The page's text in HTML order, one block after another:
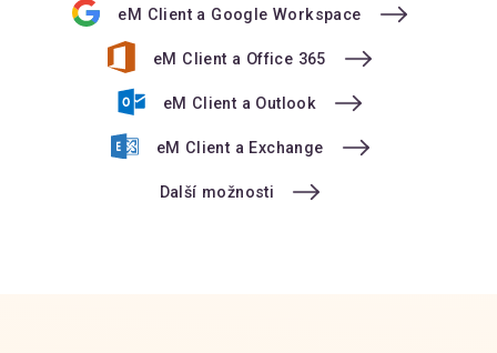
eM Client a Google Workspace
eM Client a Office 365
eM Client a Outlook
eM Client a Exchange
Další možnosti